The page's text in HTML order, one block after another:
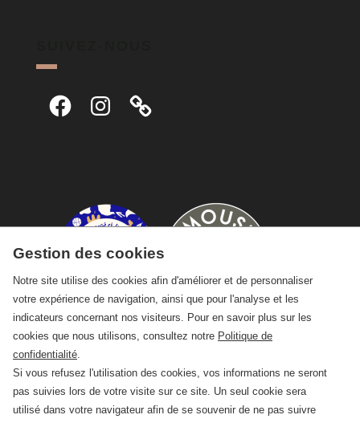
FacebookInstagram
Gestion des cookies
Notre site utilise des cookies afin d'améliorer et de personnaliser
votre expérience de navigation, ainsi que pour l'analyse et les
indicateurs concernant nos visiteurs. Pour en savoir plus sur les
cookies que nous utilisons, consultez notre Politique de
confidentialité
Si vous refusez l'utilisation des cookies, vos informations ne seront
pas suivies lors de votre visite sur ce site. Un seul cookie sera
utilisé dans votre navigateur afin de se souvenir de ne pas suivre